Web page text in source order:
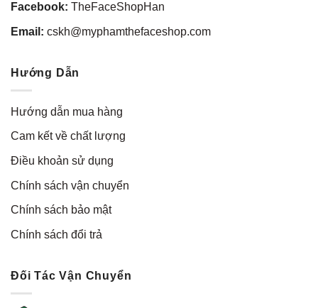
Facebook: TheFaceShopHan
Email: cskh@myphamthefaceshop.com
Hướng Dẫn
Hướng dẫn mua hàng
Cam kết về chất lượng
Điều khoản sử dụng
Chính sách vận chuyển
Chính sách bảo mật
Chính sách đổi trả
Đối Tác Vận Chuyển